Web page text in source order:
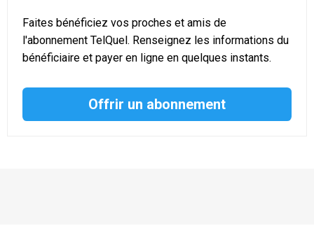
Faites bénéficiez vos proches et amis de
l'abonnement TelQuel. Renseignez les informations du
bénéficiaire et payer en ligne en quelques instants.
Offrir un abonnement